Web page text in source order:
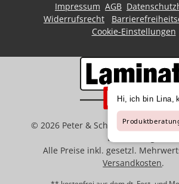
Impressum AGB
Widerrufsrecht
Cookie-Einstellungen
© 2026 Peter & Schaffart GmbH |
Bodenbeläge
Alle Preise inkl. gesetzl.
Versandkosten.